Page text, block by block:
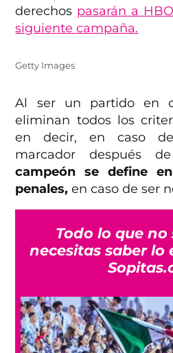
derechos pasarán a
siguiente campaña.
Getty Images
Al ser un partido en
eliminan todos los
en decir, en caso
marcador después
campeón se define
penales, en caso de ser
Todo lo que no
necesitas saber lo